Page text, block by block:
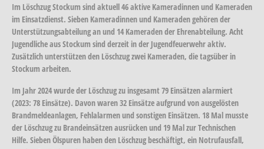
Im Löschzug Stockum sind aktuell 46 aktive Kameradinnen und Kameraden
im Einsatzdienst. Sieben Kameradinnen und Kameraden gehören der
Unterstützungsabteilung an und 14 Kameraden der Ehrenabteilung. Acht
Jugendliche aus Stockum sind derzeit in der Jugendfeuerwehr aktiv.
Zusätzlich unterstützen den Löschzug zwei Kameraden, die tagsüber in
Stockum arbeiten.
Im Jahr 2024 wurde der Löschzug zu insgesamt 79 Einsätzen alarmiert
(2023: 78 Einsätze). Davon waren 32 Einsätze aufgrund von ausgelösten
Brandmeldeanlagen, Fehlalarmen und sonstigen Einsätzen. 18 Mal musste
der Löschzug zu Brandeinsätzen ausrücken und 19 Mal zur Technischen
Hilfe. Sieben Ölspuren haben den Löschzug beschäftigt, ein Notrufausfall,